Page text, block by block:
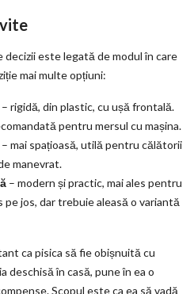
este legată de modul în care
mai multe opțiuni:
– rigidă, din plastic, cu ușă frontală.
pentru mersul cu mașina.
– mai spațioasă, utilă pentru călătorii
manevrat.
– modern și practic, mai ales pentru
pe jos, dar trebuie aleasă o variantă
ca pisica să fie obișnuită cu
deschisă în casă, pune în ea o
Scopul este ca ea să vadă